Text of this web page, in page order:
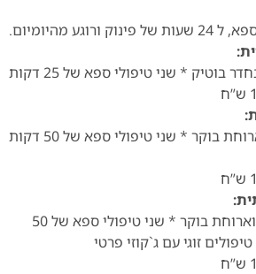
מהיומיום.
בוטיק * שני טיפולי ספא של 25 דקות
לינה בחדר בוטיק וארוחת בוקר * שני טיפולי ספא של 50 דקות
לינה בחדר דה-לקס וארוחת בוקר * שני טיפולי ספא של 50
זוגי עם ג`קוזי פרטי